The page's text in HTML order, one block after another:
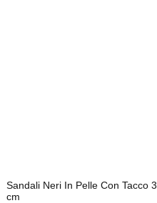
Sandali Neri In Pelle Con Tacco 3
cm